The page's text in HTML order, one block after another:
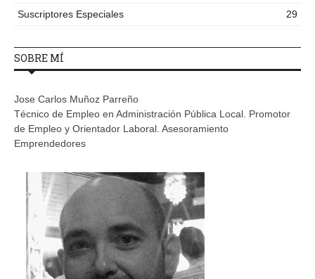
Suscriptores Especiales
29
SOBRE MÍ
Jose Carlos Muñoz Parreño
Técnico de Empleo en Administración Pública Local. Promotor
de Empleo y Orientador Laboral. Asesoramiento
Emprendedores